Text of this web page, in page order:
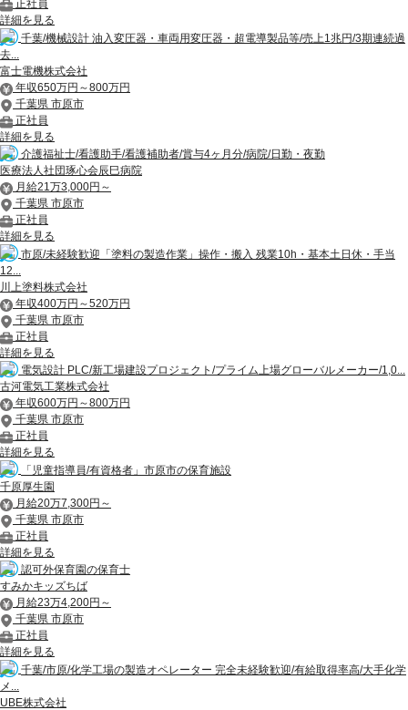
正社員
詳細を見る
千葉/機械設計 油入変圧器・車両用変圧器・超電導製品等/売上1兆円/3期連続過
去...
富士電機株式会社
年収650万円～800万円
千葉県 市原市
正社員
詳細を見る
介護福祉士/看護助手/看護補助者/賞与4ヶ月分/病院/日勤・夜勤
医療法人社団琢心会辰巳病院
月給21万3,000円～
千葉県 市原市
正社員
詳細を見る
市原/未経験歓迎「塗料の製造作業」操作・搬入 残業10h・基本土日休・手当
12...
川上塗料株式会社
年収400万円～520万円
千葉県 市原市
正社員
詳細を見る
電気設計 PLC/新工場建設プロジェクト/プライム上場グローバルメーカー/1,0...
古河電気工業株式会社
年収600万円～800万円
千葉県 市原市
正社員
詳細を見る
「児童指導員/有資格者」市原市の保育施設
千原厚生園
月給20万7,300円～
千葉県 市原市
正社員
詳細を見る
認可外保育園の保育士
すみかキッズちば
月給23万4,200円～
千葉県 市原市
正社員
詳細を見る
千葉/市原/化学工場の製造オペレーター 完全未経験歓迎/有給取得率高/大手化学
メ...
UBE株式会社